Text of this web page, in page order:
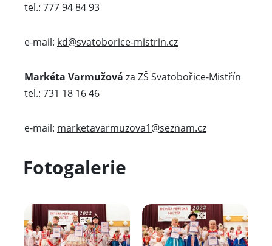
tel.: 777 94 84 93
e-mail: kd@svatoborice-mistrin.cz
Markéta Varmužová za ZŠ Svatobořice-Mistřín
tel.: 731 18 16 46
e-mail: marketavarmuzova1@seznam.cz
Fotogalerie